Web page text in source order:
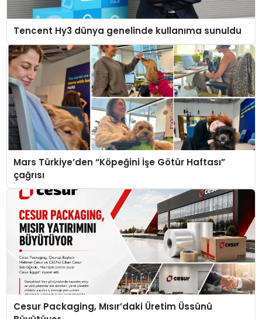
Tencent Hy3 dünya genelinde kullanıma sunuldu
Mars Türkiye’den “Köpeğini İşe Götür Haftası”
çağrısı
Cesur Packaging, Mısır’daki Üretim Üssünü